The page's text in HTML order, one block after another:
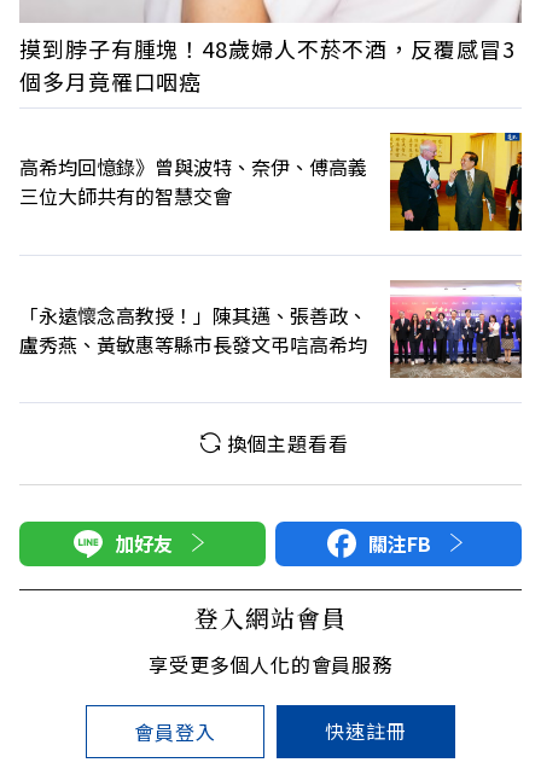
摸到脖子有腫塊！48歲婦人不菸不酒，反覆感冒3
個多月竟罹口咽癌
高希均回憶錄》曾與波特、奈伊、傅高義
三位大師共有的智慧交會
「永遠懷念高教授！」陳其邁、張善政、
盧秀燕、黃敏惠等縣市長發文弔唁高希均
換個主題看看
加好友 關注FB
登入網站會員
享受更多個人化的會員服務
會員登入 快速註冊